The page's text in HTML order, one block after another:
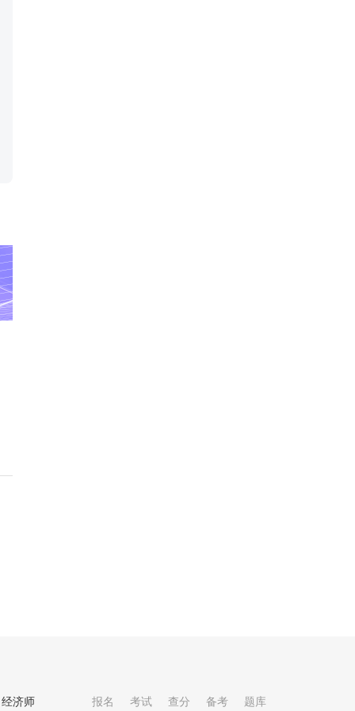
经济师 报名 考试 查分 备考 题库